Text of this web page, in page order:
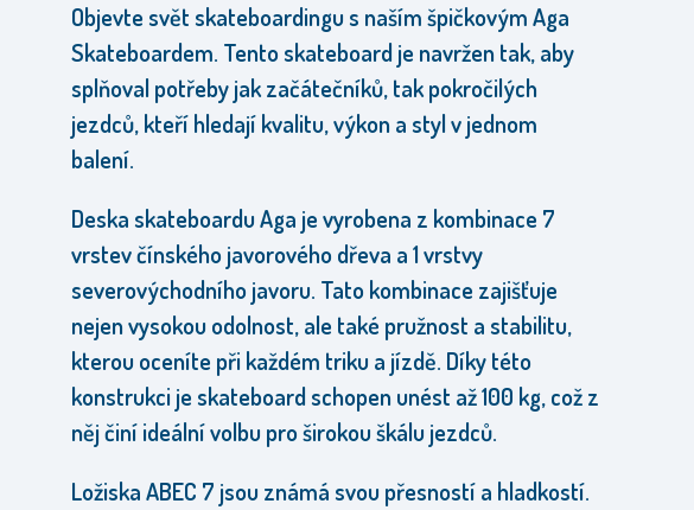
Objevte svět skateboardingu s naším špičkovým Aga
Skateboardem. Tento skateboard je navržen tak, aby
splňoval potřeby jak začátečníků, tak pokročilých
jezdců, kteří hledají kvalitu, výkon a styl v jednom
balení.
Deska skateboardu Aga je vyrobena z kombinace 7
vrstev čínského javorového dřeva a 1 vrstvy
severovýchodního javoru. Tato kombinace zajišťuje
nejen vysokou odolnost, ale také pružnost a stabilitu,
kterou oceníte při každém triku a jízdě. Díky této
konstrukci je skateboard schopen unést až 100 kg, což z
něj činí ideální volbu pro širokou škálu jezdců.
Ložiska ABEC 7 jsou známá svou přesností a hladkostí.